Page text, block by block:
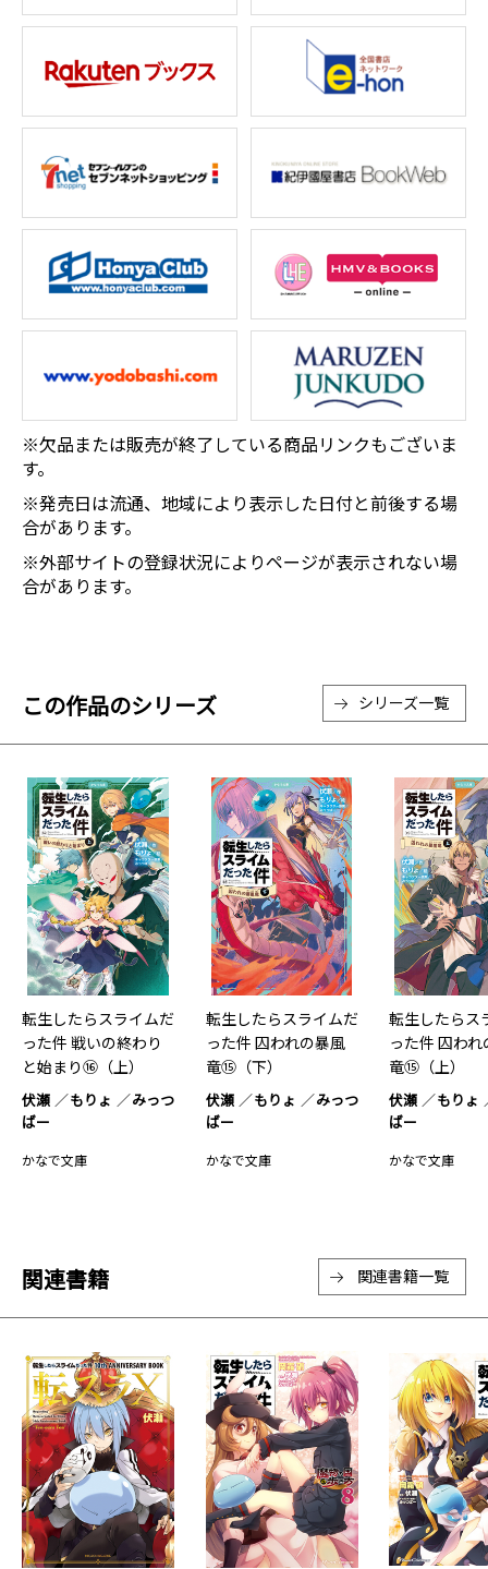
※欠品または販売が終了している商品リンクもございま
す。
※発売日は流通、地域により表示した日付と前後する場
合があります。
※外部サイトの登録状況によりページが表示されない場
合があります。
この作品のシリーズ シリーズ一覧
転生したらスライムだ
った件 戦いの終わり
と始まり⑯（上）
伏瀬 もりょ
みっつ
ばー
かなで文庫
転生したらスライムだ
った件 囚われの暴風
竜⑮（下）
伏瀬 もりょ
みっつ
ばー
かなで文庫
転生したらス
った件 囚わ
竜⑮（上）
伏瀬
もりょ
ばー
かなで文庫
関連書籍 関連書籍一覧